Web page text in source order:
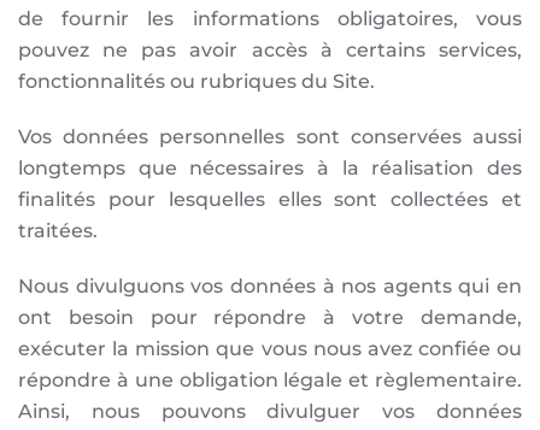
de fournir les informations obligatoires, vous
pouvez ne pas avoir accès à certains services,
fonctionnalités ou rubriques du Site.
Vos données personnelles sont conservées aussi
longtemps que nécessaires à la réalisation des
finalités pour lesquelles elles sont collectées et
traitées.
Nous divulguons vos données à nos agents qui en
ont besoin pour répondre à votre demande,
exécuter la mission que vous nous avez confiée ou
répondre à une obligation légale et règlementaire.
Ainsi, nous pouvons divulguer vos données